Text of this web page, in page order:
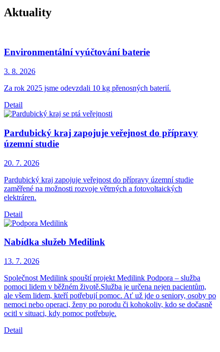
Aktuality
Environmentální vyúčtování baterie
3. 8. 2026
Za rok 2025 jsme odevzdali 10 kg přenosných baterií.
Detail
Pardubický kraj zapojuje veřejnost do přípravy
územní studie
20. 7. 2026
Pardubický kraj zapojuje veřejnost do přípravy územní studie
zaměřené na možnosti rozvoje větrných a fotovoltaických
elektráren.
Detail
Nabídka služeb Medilink
13. 7. 2026
Společnost Medilink spouští projekt Medilink Podpora – služba
pomoci lidem v běžném životě.Služba je určena nejen pacientům,
ale všem lidem, kteří potřebují pomoc. Ať už jde o seniory, osoby po
nemoci nebo operaci, ženy po porodu či kohokoliv, kdo se dočasně
ocitl v situaci, kdy pomoc potřebuje.
Detail